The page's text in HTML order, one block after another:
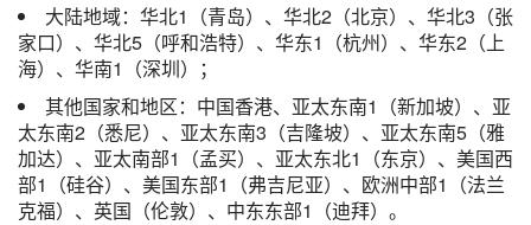
大陆地域：华北1（青岛）、华北2（北京）、华北3（张
家口）、华北5（呼和浩特）、华东1（杭州）、华东2（上
海）、华南1（深圳）；
其他国家和地区：中国香港、亚太东南1（新加坡）、亚
太东南2（悉尼）、亚太东南3（吉隆坡）、亚太东南5（雅
加达）、亚太南部1（孟买）、亚太东北1（东京）、美国西
部1（硅谷）、美国东部1（弗吉尼亚）、欧洲中部1（法兰
克福）、英国（伦敦）、中东东部1（迪拜）。